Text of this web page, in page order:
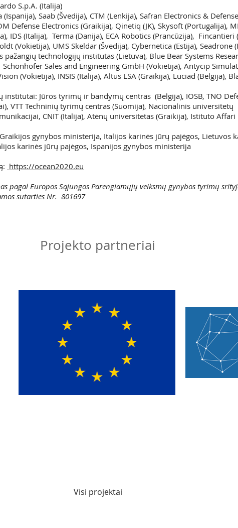
S.p.A. (Italija)
Saab (Švedija), CTM (Lenkija), Safran Electronics & Defense
Defense Electronics (Graikija), Qinetiq (JK), Skysoft (Portugalija),
IDS (Italija), Terma (Danija), ECA Robotics (Prancūzija), Fincantieri
(Vokietija), UMS Skeldar (Švedija), Cybernetica (Estija), Seadrone
pažangių technologijų institutas (Lietuva), Blue Bear Systems
Sales and Engineering GmbH (Vokietija), Antycip
(Vokietija), INSIS (Italija), Altus LSA (Graikija), Luciad (Belgija),
Jūros tyrimų ir bandymų centras (Belgija), IOSB, TNO
VTT Techninių tyrimų centras (Suomija), Nacionalinis universitetų
CNIT (Italija), Atėnų universitetas (Graikija), Istituto Affari
gynybos ministerija, Italijos karinės jūrų pajėgos, Lietuvos
karinės jūrų pajėgos, Ispanijos gynybos ministerija
https://ocean2020.eu
pagal Europos Sąjungos Parengiamųjų veiksmų gynybos tyrimų
sutarties Nr. 801697
Projekto partneriai
Visi projektai